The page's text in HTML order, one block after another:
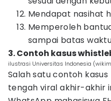
Mendapat nasihat
Memperoleh
sampai batas
3. Contoh kasus
ilustrasi Universitas Indonesia
Salah satu contoh kasus
tengah viral akhir-akhir